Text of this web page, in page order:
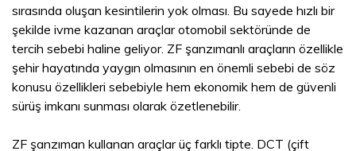
sırasında oluşan kesintilerin yok olması. Bu sayede hızlı bir
şekilde ivme kazanan araçlar otomobil sektöründe de
tercih sebebi haline geliyor. ZF şanzımanlı araçların özellikle
şehir hayatında yaygın olmasının en önemli sebebi de söz
konusu özellikleri sebebiyle hem ekonomik hem de güvenli
sürüş imkanı sunması olarak özetlenebilir.
ZF şanzıman kullanan araçlar üç farklı tipte. DCT (çift